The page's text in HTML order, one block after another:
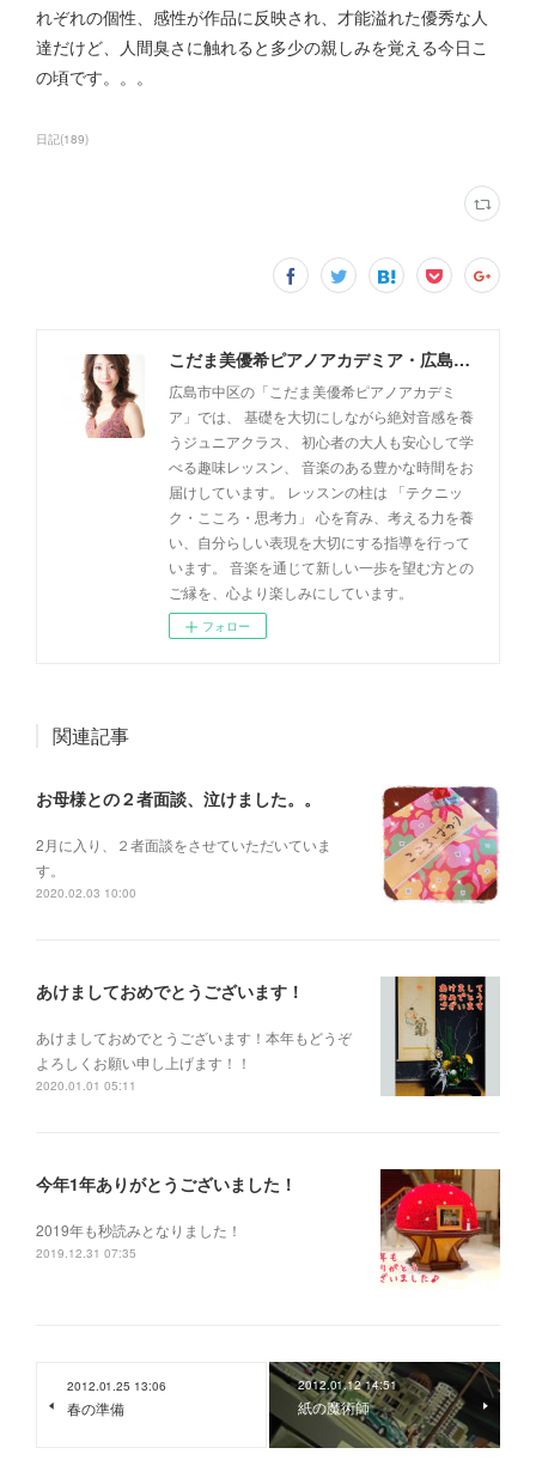
れぞれの個性、感性が作品に反映され、才能溢れた優秀な人
達だけど、人間臭さに触れると多少の親しみを覚える今日こ
の頃です。。。
日記(189)
こだま美優希ピアノアカデミア・広島市中区
広島市中区の「こだま美優希ピアノアカデミ
ア」では、 基礎を大切にしながら絶対音感を養
うジュニアクラス、 初心者の大人も安心して学
べる趣味レッスン、 音楽のある豊かな時間をお
届けしています。 レッスンの柱は 「テクニッ
ク・こころ・思考力」 心を育み、考える力を養
い、自分らしい表現を大切にする指導を行って
います。 音楽を通じて新しい一歩を望む方との
ご縁を、心より楽しみにしています。
フォロー
関連記事
お母様との２者面談、泣けました。。
2月に入り、２者面談をさせていただいていま
す。
2020.02.03 10:00
あけましておめでとうございます！
あけましておめでとうございます！本年もどうぞ
よろしくお願い申し上げます！！
2020.01.01 05:11
今年1年ありがとうございました！
2019年も秒読みとなりました！
2019.12.31 07:35
2012.01.25 13:06
春の準備
2012.01.12 14:51
紙の魔術師